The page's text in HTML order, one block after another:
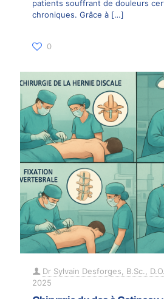
patients souffrant de douleurs
chroniques. Grâce à […]
0
Dr Sylvain Desforges, B.Sc.,
2025